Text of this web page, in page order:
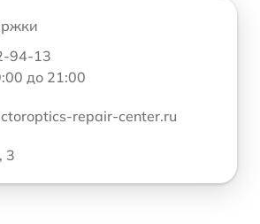
94-13
до 21:00
repair-center.ru
3